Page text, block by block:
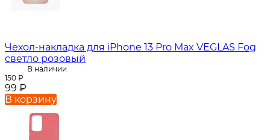
Чехол-накладка для iPhone 13 Pro Max VEGLAS Fog
светло розовый
В наличии
150 ₽
99 ₽
В корзину